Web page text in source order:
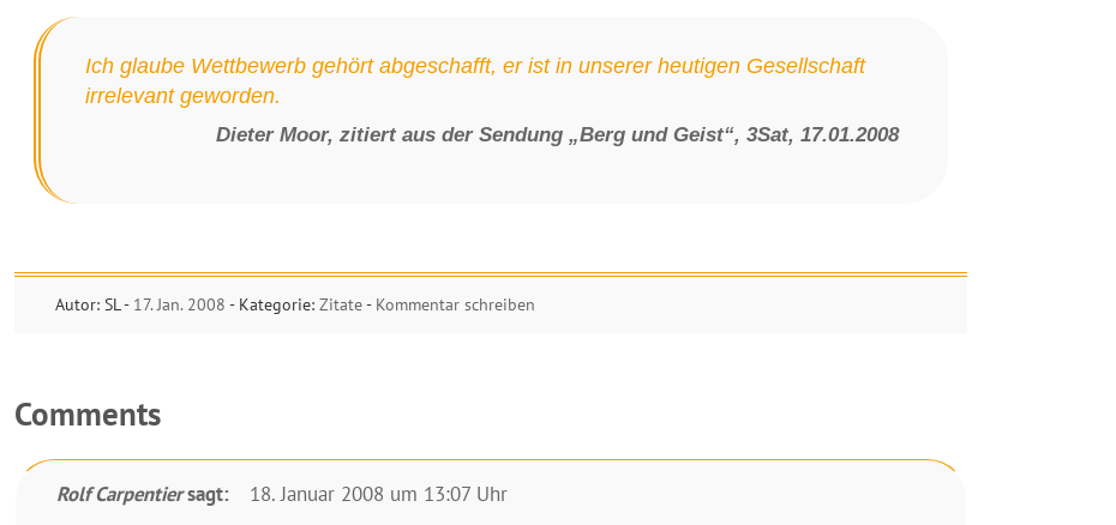
Ich glaube Wettbewerb gehört abgeschafft, er ist in unserer heutigen Gesellschaft
irrelevant geworden.
Dieter Moor, zitiert aus der Sendung „Berg und Geist“, 3Sat, 17.01.2008
Autor: SL - 17. Jan. 2008 - Kategorie: Zitate- Kommentar schreiben
Comments
Rolf Carpentiersagt:
18. Januar 2008 um 13:07 Uhr